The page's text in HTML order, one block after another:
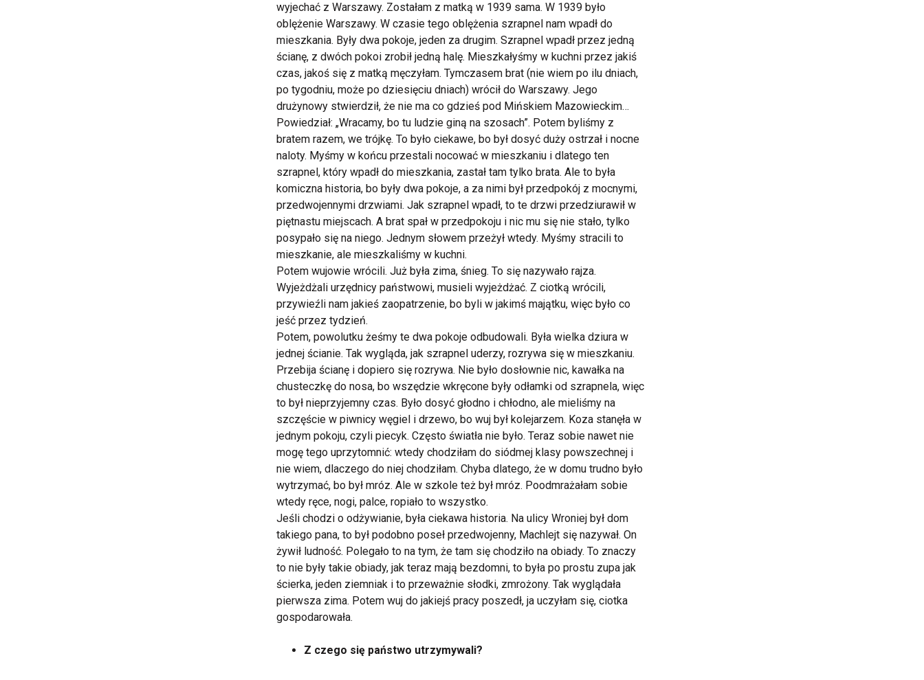
wyjechać z Warszawy. Zostałam z matką w 1939 sama. W 1939 było
oblężenie Warszawy. W czasie tego oblężenia szrapnel nam wpadł do
mieszkania. Były dwa pokoje, jeden za drugim. Szrapnel wpadł przez jedną
ścianę, z dwóch pokoi zrobił jedną halę. Mieszkałyśmy w kuchni przez jakiś
czas, jakoś się z matką męczyłam. Tymczasem brat (nie wiem po ilu dniach,
po tygodniu, może po dziesięciu dniach) wrócił do Warszawy. Jego
drużynowy stwierdził, że nie ma co gdzieś pod Mińskiem Mazowieckim…
Powiedział: „Wracamy, bo tu ludzie giną na szosach”. Potem byliśmy z
bratem razem, we trójkę. To było ciekawe, bo był dosyć duży ostrzał i nocne
naloty. Myśmy w końcu przestali nocować w mieszkaniu i dlatego ten
szrapnel, który wpadł do mieszkania, zastał tam tylko brata. Ale to była
komiczna historia, bo były dwa pokoje, a za nimi był przedpokój z mocnymi,
przedwojennymi drzwiami. Jak szrapnel wpadł, to te drzwi przedziurawił w
piętnastu miejscach. A brat spał w przedpokoju i nic mu się nie stało, tylko
posypało się na niego. Jednym słowem przeżył wtedy. Myśmy stracili to
mieszkanie, ale mieszkaliśmy w kuchni.
Potem wujowie wrócili. Już była zima, śnieg. To się nazywało rajza.
Wyjeżdżali urzędnicy państwowi, musieli wyjeżdżać. Z ciotką wrócili,
przywieźli nam jakieś zaopatrzenie, bo byli w jakimś majątku, więc było co
jeść przez tydzień.
Potem, powolutku żeśmy te dwa pokoje odbudowali. Była wielka dziura w
jednej ścianie. Tak wygląda, jak szrapnel uderzy, rozrywa się w mieszkaniu.
Przebija ścianę i dopiero się rozrywa. Nie było dosłownie nic, kawałka na
chusteczkę do nosa, bo wszędzie wkręcone były odłamki od szrapnela, więc
to był nieprzyjemny czas. Było dosyć głodno i chłodno, ale mieliśmy na
szczęście w piwnicy węgiel i drzewo, bo wuj był kolejarzem. Koza stanęła w
jednym pokoju, czyli piecyk. Często światła nie było. Teraz sobie nawet nie
mogę tego uprzytomnić: wtedy chodziłam do siódmej klasy powszechnej i
nie wiem, dlaczego do niej chodziłam. Chyba dlatego, że w domu trudno było
wytrzymać, bo był mróz. Ale w szkole też był mróz. Poodmrażałam sobie
wtedy ręce, nogi, palce, ropiało to wszystko.
Jeśli chodzi o odżywianie, była ciekawa historia. Na ulicy Wroniej był dom
takiego pana, to był podobno poseł przedwojenny, Machlejt się nazywał. On
żywił ludność. Polegało to na tym, że tam się chodziło na obiady. To znaczy
to nie były takie obiady, jak teraz mają bezdomni, to była po prostu zupa jak
ścierka, jeden ziemniak i to przeważnie słodki, zmrożony. Tak wyglądała
pierwsza zima. Potem wuj do jakiejś pracy poszedł, ja uczyłam się, ciotka
gospodarowała.
Z czego się państwo utrzymywali?